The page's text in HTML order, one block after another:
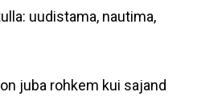
uudistama, nautima,
juba rohkem kui sajand